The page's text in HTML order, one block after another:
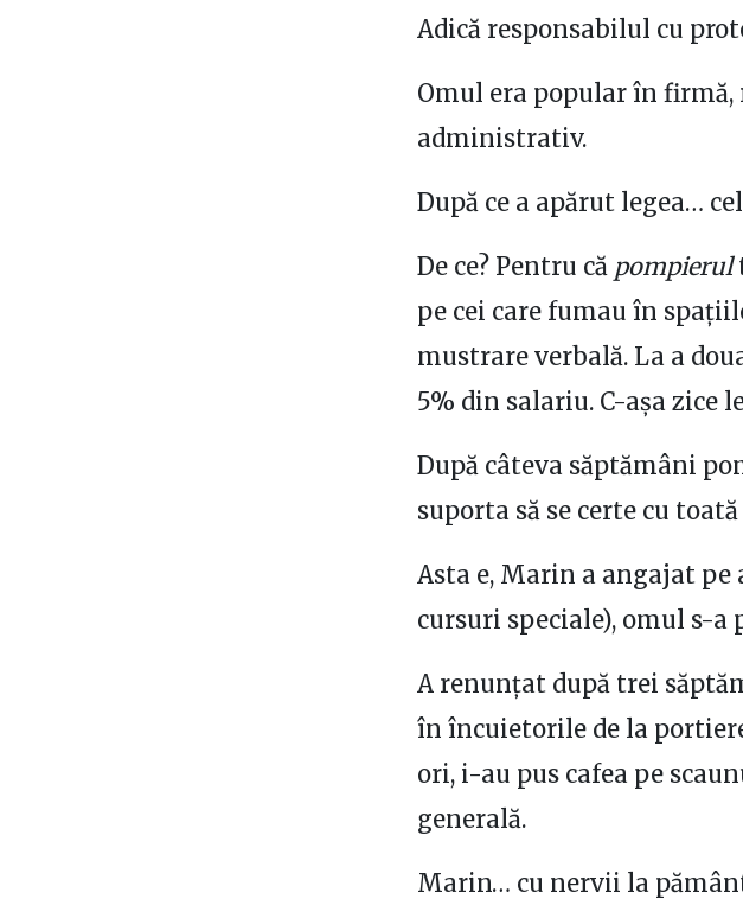
Adică responsabilul cu
Omul era popular în firmă,
administrativ.
După ce a apărut legea…
De ce? Pentru că pompierul
pe cei care fumau în
mustrare verbală. La a
5% din salariu. C-așa zice
După câteva săptămâni
suporta să se certe cu
Asta e, Marin a angajat
cursuri speciale), omul s-a
A renunțat după trei
în încuietorile de la
ori, i-au pus cafea pe
generală.
Marin… cu nervii la